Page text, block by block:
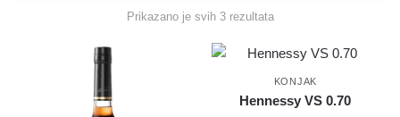
Prikazano je svih 3 rezultata
KONJAK
Hennessy VS 0.70